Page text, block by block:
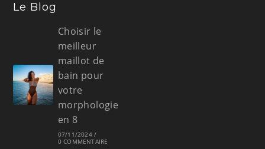
Le Blog
Choisir le
meilleur
maillot de
bain pour
votre
morphologie
en 8
07/11/2024 /
0 COMMENTAIRE